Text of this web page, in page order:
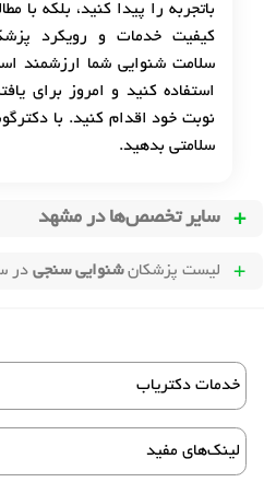
باتجربه را پیدا کنید، بلکه با
کیفیت خدمات و رویکرد
سلامت شنوایی شما ارزشمند
استفاده کنید و امروز برای
نوبت خود اقدام کنید. با
سلامتی بدهید.
سایر تخصص‌ها در مشهد
لیست پزشکانشنوایی سنجی در
خدمات دکتریاب
لینک‌های مفید